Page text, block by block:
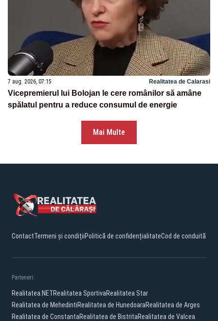
7 aug. 2026, 07:15 Realitatea de Calarasi
Vicepremierul lui Bolojan le cere românilor să amâne
spălatul pentru a reduce consumul de energie
Mai Multe
ContactTermeni și condițiiPolitică de confidențialitateCod de conduită
Parteneri:
Realitatea.NETRealitatea SportivaRealitatea Star
Realitatea de MehedintiRealitatea de HunedoaraRealitatea de Arges
Realitatea de ConstantaRealitatea de BistritaRealitatea de Valcea